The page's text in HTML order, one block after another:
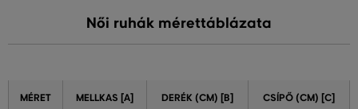
Női ruhák mérettáblázata
MÉRET MELLKAS [A] DERÉK (CM) [B] CSÍPŐ (CM) [C]